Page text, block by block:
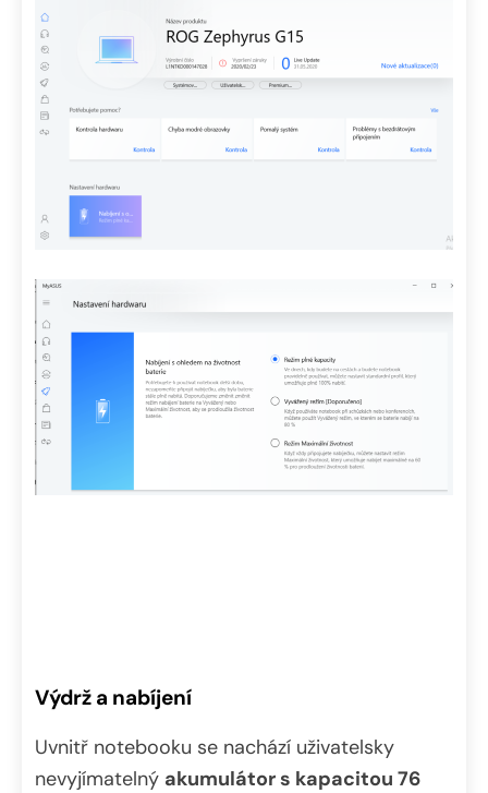
Výdrž a nabíjení
Uvnitř notebooku se nachází uživatelsky
nevyjímatelný akumulátor s kapacitou 76